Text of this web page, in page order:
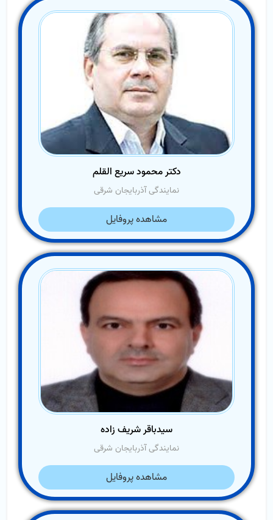
دکتر محمود سریع القلم
نمایندگی آذربایجان شرقی
مشاهده پروفایل
سیدباقر شریف زاده
نمایندگی آذربایجان شرقی
مشاهده پروفایل